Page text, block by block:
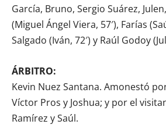
García, Bruno, Sergio Suárez,
(Miguel Ángel Viera, 57′), Farías
Salgado (Iván, 72′) y Raúl Godoy
ÁRBITRO:
Kevin Nuez Santana. Amonestó
Víctor Pros y Joshua; y por el
Ramírez y Saúl.